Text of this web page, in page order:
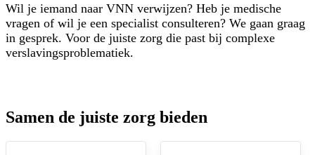
Wil je iemand naar VNN verwijzen? Heb je medische
vragen of wil je een specialist consulteren? We gaan graag
in gesprek. Voor de juiste zorg die past bij complexe
verslavingsproblematiek.
Samen de juiste zorg bieden